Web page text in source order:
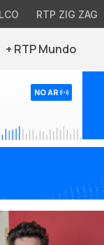
RTP ZIG ZAG
+ RTP Mundo
NO AR